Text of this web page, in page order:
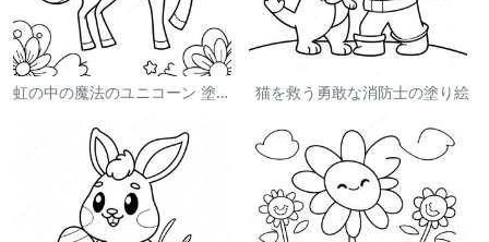
虹の中の魔法のユニコーン 塗り絵 猫を救う勇敢な消防士の塗り絵